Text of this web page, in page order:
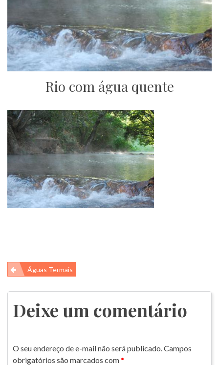
Rio com água quente
Navegação
de
Post
Águas Termais
Deixe um comentário
O seu endereço de e-mail não será publicado. Campos
obrigatórios são marcados com*